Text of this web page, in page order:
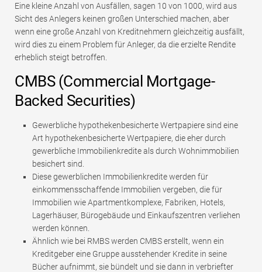
Eine kleine Anzahl von Ausfällen, sagen 10 von 1000, wird aus
Sicht des Anlegers keinen großen Unterschied machen, aber
wenn eine große Anzahl von Kreditnehmern gleichzeitig ausfällt,
wird dies zu einem Problem für Anleger, da die erzielte Rendite
erheblich steigt betroffen.
CMBS (Commercial Mortgage-
Backed Securities)
Gewerbliche hypothekenbesicherte Wertpapiere sind eine
Art hypothekenbesicherte Wertpapiere, die eher durch
gewerbliche Immobilienkredite als durch Wohnimmobilien
besichert sind.
Diese gewerblichen Immobilienkredite werden für
einkommensschaffende Immobilien vergeben, die für
Immobilien wie Apartmentkomplexe, Fabriken, Hotels,
Lagerhäuser, Bürogebäude und Einkaufszentren verliehen
werden können.
Ähnlich wie bei RMBS werden CMBS erstellt, wenn ein
Kreditgeber eine Gruppe ausstehender Kredite in seine
Bücher aufnimmt, sie bündelt und sie dann in verbriefter